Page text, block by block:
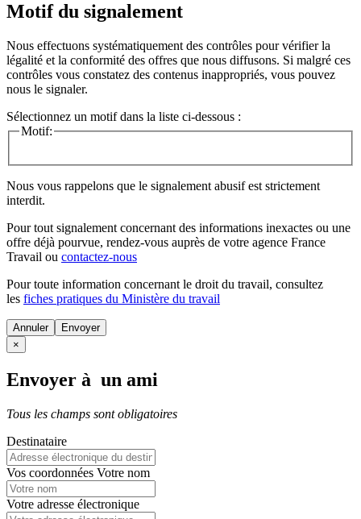
Motif du signalement
Nous effectuons systématiquement des contrôles pour vérifier la
légalité et la conformité des offres que nous diffusons. Si malgré ces
contrôles vous constatez des contenus inappropriés, vous pouvez
nous le signaler.
Sélectionnez un motif dans la liste ci-dessous :
Motif:
Nous vous rappelons que le signalement abusif est strictement
interdit.
Pour tout signalement concernant des informations inexactes ou une
offre déjà pourvue, rendez-vous auprès de votre agence France
Travail ou contactez-nous
Pour toute information concernant le droit du travail, consultez
les fiches pratiques du Ministère du travail
Annuler
×
Envoyer à un ami
Tous les champs sont obligatoires
Destinataire
Vos coordonnées Votre nom
Votre adresse électronique